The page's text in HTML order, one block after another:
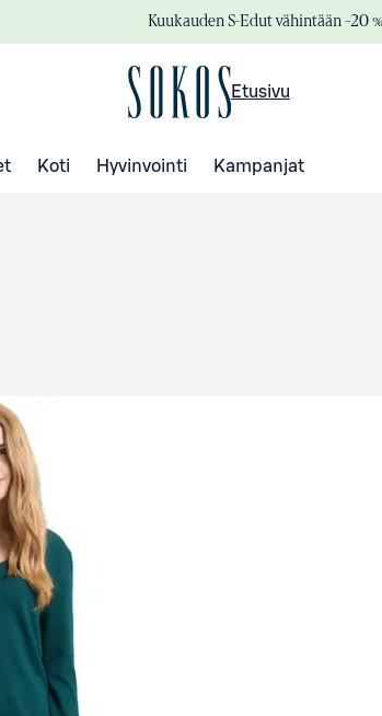
Kuukauden S-Edut vähintään –20 %
Etusivu
Koti Hyvinvointi Kampanjat